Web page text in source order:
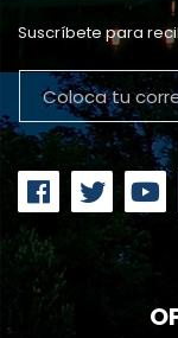
Suscríbete para